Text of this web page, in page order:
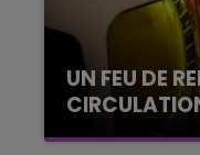
UN FEU DE
Un feu de